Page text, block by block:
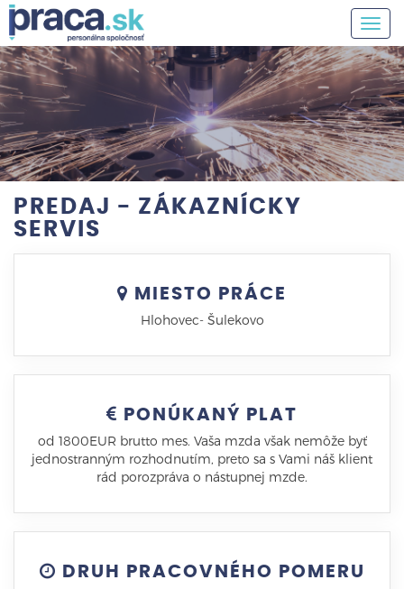
PREDAJ - ZÁKAZNÍCKY
SERVIS
MIESTO PRÁCE
Hlohovec- Šulekovo
PONÚKANÝ PLAT
od 1800EUR brutto mes. Vaša mzda však nemôže byť
jednostranným rozhodnutím, preto sa s Vami náš klient
rád porozpráva o nástupnej mzde.
DRUH PRACOVNÉHO POMERU